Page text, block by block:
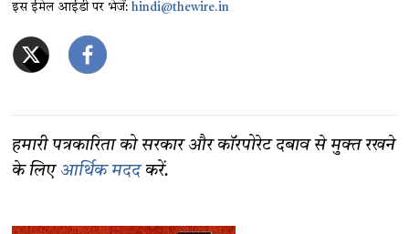
इस ईमेल आईडी पर भेजें:hindi@thewire.in
हमारी पत्रकारिता को सरकार और कॉरपोरेट दबाव से मुक्त रखने
के लिए आर्थिक मददकरें.